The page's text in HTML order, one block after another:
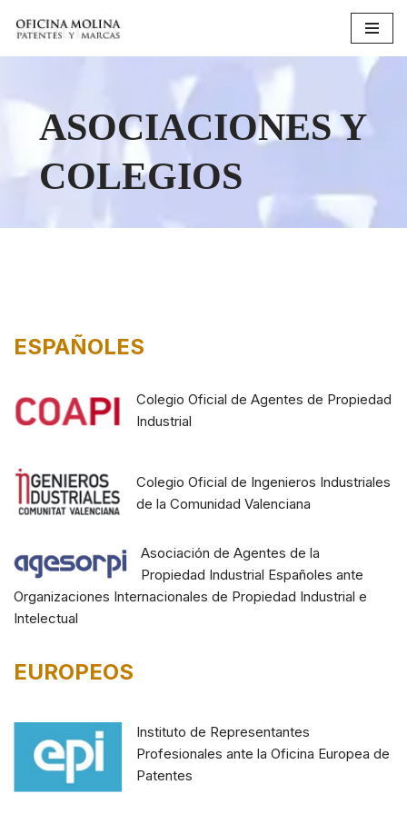
ASOCIACIONES Y
COLEGIOS
ESPAÑOLES
Colegio Oficial de Agentes de Propiedad
Industrial
Colegio Oficial de Ingenieros Industriales
de la Comunidad Valenciana
Asociación de Agentes de la
Propiedad Industrial Españoles ante
Organizaciones Internacionales de Propiedad Industrial e
Intelectual
EUROPEOS
Instituto de Representantes
Profesionales ante la Oficina Europea de
Patentes